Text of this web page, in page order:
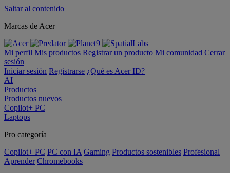
Saltar al contenido
Marcas de Acer
Mi perfil Mis productos Registrar un producto Mi comunidad Cerrar
sesión
Iniciar sesión Registrarse ¿Qué es Acer ID?
AI
Productos
Productos nuevos
Copilot+ PC
Laptops
Pro categoría
Copilot+ PC PC con IA Gaming Productos sostenibles Profesional
Aprender Chromebooks